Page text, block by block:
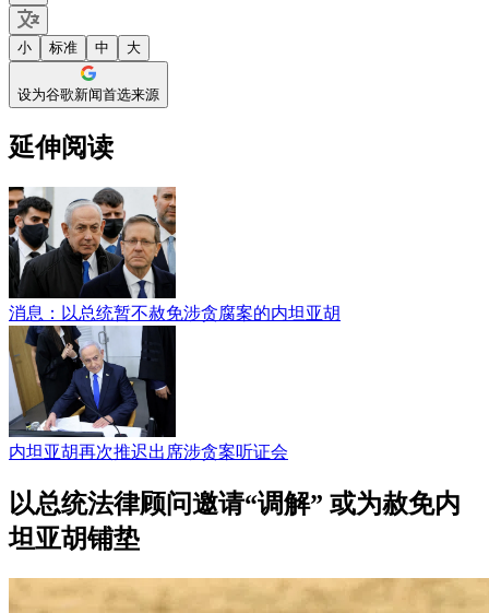
小 标准 中 大
设为谷歌新闻首选来源
延伸阅读
消息：以总统暂不赦免涉贪腐案的内坦亚胡
内坦亚胡再次推迟出席涉贪案听证会
以总统法律顾问邀请“调解” 或为赦免内
坦亚胡铺垫